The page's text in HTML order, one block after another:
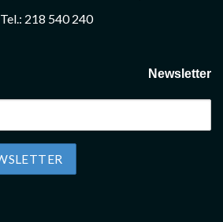
Tel.: 218 540 240
Newsletter